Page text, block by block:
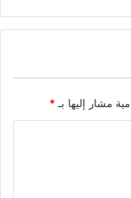
مشار إليها بـ*